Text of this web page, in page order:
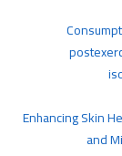
Enhancing Skin
and